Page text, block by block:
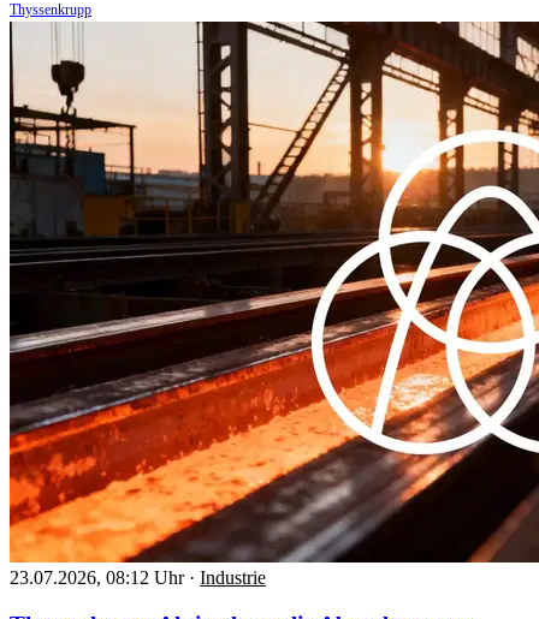
Thyssenkrupp
23.07.2026, 08:12 Uhr · Industrie